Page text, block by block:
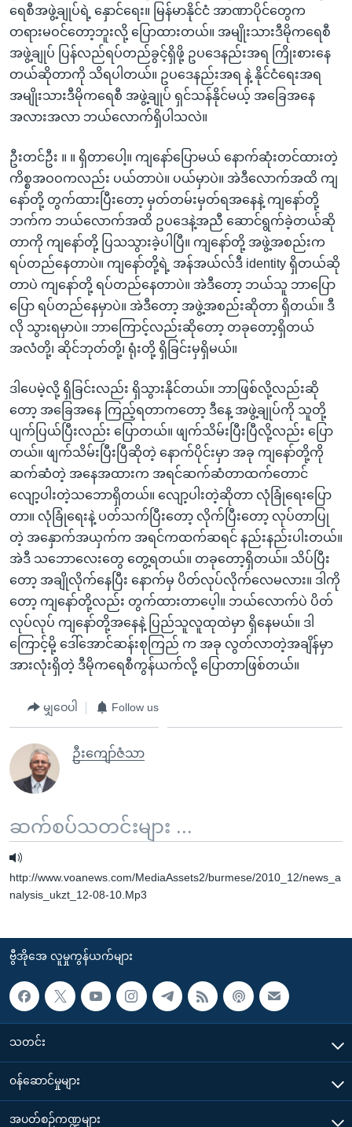
ရေစီအဖွဲ့ချုပ်ရဲ့ နှောင်ရေး။ မြန်မာနိုင်ငံ အာဏာပိုင်တွေက
တရားမဝင်တော့ဘူးလို့ ပြောထားတယ်။ အမျိုးသားဒီမိုကရေစီ
အဖွဲ့ချုပ် ပြန်လည်ရပ်တည်ခွင့်ရှိဖို့ ဥပဒေနည်းအရ ကြိုးစားနေ
တယ်ဆိုတာကို သိရပါတယ်။ ဥပဒေနည်းအရ နဲ့ နိုင်ငံရေးအရ
အမျိုးသားဒီမိုကရေစီ အဖွဲ့ချုပ် ရှင်သန်နိုင်မယ့် အခြေအနေ
အလားအလာ ဘယ်လောက်ရှိပါသလဲ။
ဦးတင်ဦး ။ ။ ရှိတာပေါ့။ ကျနော်ပြောမယ် နောက်ဆုံးတင်ထားတဲ့
ကိစ္စအဝဝကလည်း ပယ်တာပဲ။ ပယ်မှာပဲ။ အဲဒီလောက်အထိ ကျ
နော်တို့ တွက်ထားပြီးတော့ မှတ်တမ်းမှတ်ရအနေနဲ့ ကျနော်တို့
ဘက်က ဘယ်လောက်အထိ ဥပဒေနဲ့အညီ ဆောင်ရွက်ခဲ့တယ်ဆို
တာကို ကျနော်တို့ ပြသသွားခဲ့ပါပြီ။ ကျနော်တို့ အဖွဲ့အစည်းက
ရပ်တည်နေတာပဲ။ ကျနော်တို့ရဲ့ အန်အယ်လ်ဒီ identity ရှိတယ်ဆို
တာပဲ ကျနော်တို့ ရပ်တည်နေတာပဲ။ အဲဒီတော့ ဘယ်သူ ဘာပြော
ပြော ရပ်တည်နေမှာပဲ။ အဲဒီတော့ အဖွဲ့အစည်းဆိုတာ ရှိတယ်။ ဒီ
လို သွားရမှာပဲ။ ဘာကြောင့်လည်းဆိုတော့ တခုတော့ရှိတယ်
အလံတို့၊ ဆိုင်ဘုတ်တို့၊ ရုံးတို့ ရှိခြင်းမှရှိမယ်။
ဒါပေမဲ့လို့ ရှိခြင်းလည်း ရှိသွားနိုင်တယ်။ ဘာဖြစ်လို့လည်းဆို
တော့ အခြေအနေ ကြည့်ရတာကတော့ ဒီနေ့ အဖွဲ့ချုပ်ကို သူတို့
ပျက်ပြယ်ပြီးလည်း ပြောတယ်။ ဖျက်သိမ်းပြီးပြီလို့လည်း ပြော
တယ်။ ဖျက်သိမ်းပြီးပြီဆိုတဲ့ နောက်ပိုင်းမှာ အခု ကျနော်တို့ကို
ဆက်ဆံတဲ့ အနေအထားက အရင်ဆက်ဆံတာထက်တောင်
လျော့ပါးတဲ့သဘောရှိတယ်။ လျော့ပါးတဲ့ဆိုတာ လုံခြုံရေးပြော
တာ။ လုံခြုံရေးနဲ့ ပတ်သက်ပြီးတော့ လိုက်ပြီးတော့ လုပ်တာပြု
တဲ့ အနှောက်အယှက်က အရင်ကထက်ဆရင် နည်းနည်းပါးတယ်။
အဲဒီ သဘောလေးတွေ တွေ့ရတယ်။ တခုတော့ရှိတယ်။ သိပ်ပြီး
တော့ အချိုလိုက်နေပြီး နောက်မှ ပိတ်လုပ်လိုက်လေမလား။ ဒါကို
တော့ ကျနော်တို့လည်း တွက်ထားတာပေ့ါ။ ဘယ်လောက်ပဲ ပိတ်
လုပ်လုပ် ကျနော်တို့အနေနဲ့ ပြည်သူလူထုထဲမှာ ရှိနေမယ်။ ဒါ
ကြောင့်မို့ ဒေါ်အောင်ဆန်းစုကြည် က အခု လွတ်လာတဲ့အချိန်မှာ
အားလုံးရှိတဲ့ ဒီမိုကရေစီကွန်ယက်လို့ ပြောတာဖြစ်တယ်။
မျှဝေပါ Follow us
ဦးကျော်ဇံသာ
ဆက်စပ်သတင်းများ ...
http://www.voanews.com/MediaAssets2/burmese/2010_12/news_a
nalysis_ukzt_12-08-10.Mp3
ဗွီအိုအေ လူမှုကွန်ယက်များ
သတင်း
၀န်ဆောင်မှုများ
အပတ်စဉ်ကဏ္ဍများ